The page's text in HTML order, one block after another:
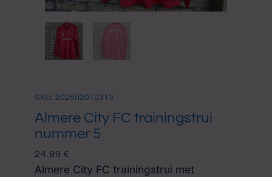
SKU: 202502010313
Almere City FC trainingstrui
nummer 5
24.99 €
Almere City FC trainingstrui met